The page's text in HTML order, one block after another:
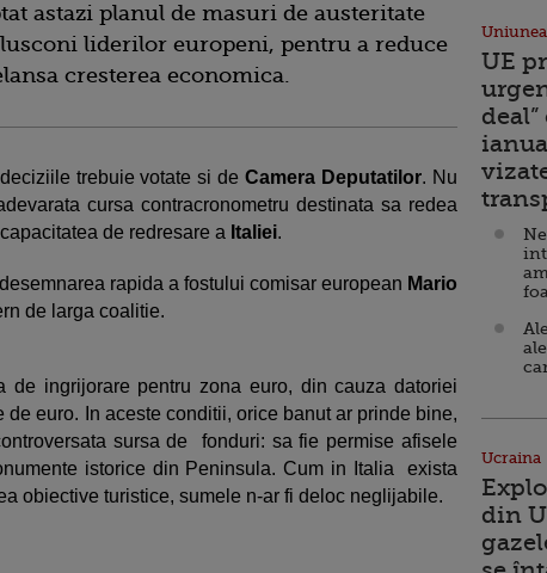
astazi planul de masuri de austeritate
liderilor europeni, pentru a reduce
cresterea economica.
trebuie votate si deCamera Deputatilor. Nu
cursa contracronometru destinata sa redea
de redresare a Italiei.
rapida a fostului comisar european Mario
de larga coalitie.
de ingrijorare pentru zona euro, din cauza datoriei
de euro. In aceste conditii, orice banut ar prinde bine,
sursa de fonduri: sa fie permise afisele
istorice din Peninsula. Cum in Italia exista
obiective turistice, sumele n-ar fi deloc neglijabile.
UE
Ucraina
din